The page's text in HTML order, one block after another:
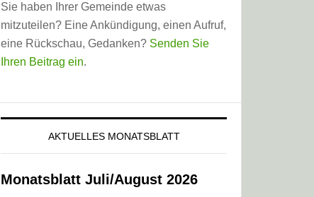
Sie haben Ihrer Gemeinde etwas
mitzuteilen? Eine Ankündigung, einen Aufruf,
eine Rückschau, Gedanken? Senden Sie
Ihren Beitrag ein.
AKTUELLES MONATSBLATT
Monatsblatt Juli/August 2026